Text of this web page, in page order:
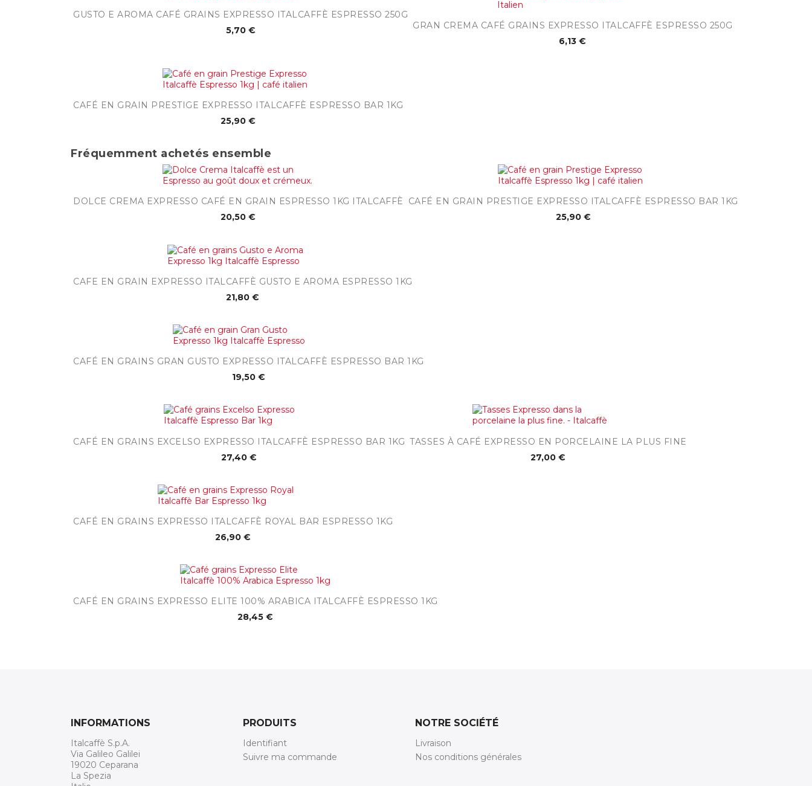
 Aperçu rapide
GUSTO E AROMA CAFÉ GRAINS EXPRESSO ITALCAFFÈ ESPRESSO 250G
5,70 €
 Aperçu rapide
GRAN CREMA CAFÉ GRAINS EXPRESSO ITALCAFFÈ ESPRESSO 250G
6,13 €
 Aperçu rapide
CAFÉ EN GRAIN PRESTIGE EXPRESSO ITALCAFFÈ ESPRESSO BAR 1KG
25,90 €
Fréquemment achetés ensemble
 Aperçu rapide
DOLCE CREMA EXPRESSO CAFÉ EN GRAIN ESPRESSO 1KG ITALCAFFÈ
20,50 €
 Aperçu rapide
CAFÉ EN GRAIN PRESTIGE EXPRESSO ITALCAFFÈ ESPRESSO BAR 1KG
25,90 €
 Aperçu rapide
CAFE EN GRAIN EXPRESSO ITALCAFFÈ GUSTO E AROMA ESPRESSO 1KG
21,80 €
 Aperçu rapide
CAFÉ EN GRAINS GRAN GUSTO EXPRESSO ITALCAFFÈ ESPRESSO BAR 1KG
19,50 €
 Aperçu rapide
CAFÉ EN GRAINS EXCELSO EXPRESSO ITALCAFFÈ ESPRESSO BAR 1KG
27,40 €
 Aperçu rapide
TASSES À CAFÉ EXPRESSO EN PORCELAINE LA PLUS FINE
27,00 €
 Aperçu rapide
CAFÉ EN GRAINS EXPRESSO ITALCAFFÈ ROYAL BAR ESPRESSO 1KG
26,90 €
 Aperçu rapide
CAFÉ EN GRAINS EXPRESSO ELITE 100% ARABICA ITALCAFFÈ ESPRESSO 1KG
28,45 €
INFORMATIONS
Italcaffè S.p.A.
Via Galileo Galilei
19020 Ceparana
La Spezia
PRODUITS
Identifiant
Suivre ma commande
NOTRE SOCIÉTÉ
Livraison
Nos conditions générales